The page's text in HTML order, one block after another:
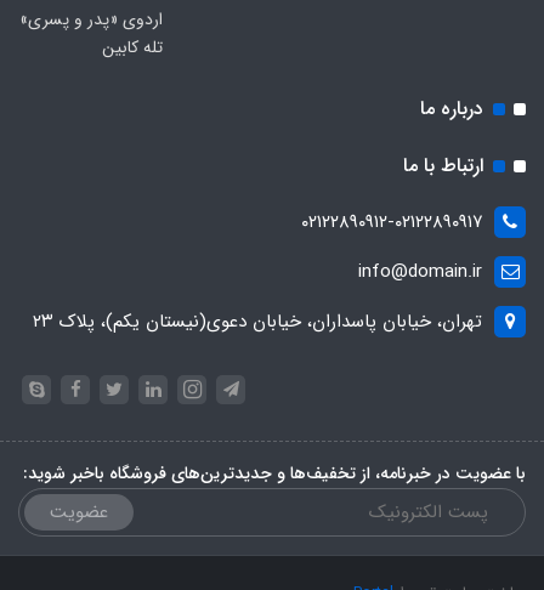
اردوی «پدر و پسری»
تله کابین
درباره ما
ارتباط با ما
۰۲۱۲۲۸۹۰۹۱۲-۰۲۱۲۲۸۹۰۹۱۷
info@domain.ir
تهران، خیابان پاسداران، خیابان دعوی(نیستان یکم)، پلاک ۲۳
با عضویت در خبرنامه، از تخفیف‌ها و جدیدترین‌های فروشگاه باخبر شوید:
عضویت